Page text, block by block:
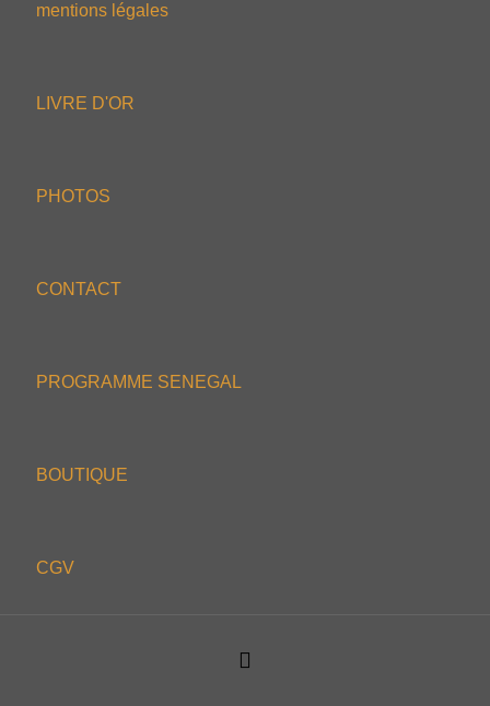
mentions légales
LIVRE D'OR
PHOTOS
CONTACT
PROGRAMME SENEGAL
BOUTIQUE
CGV